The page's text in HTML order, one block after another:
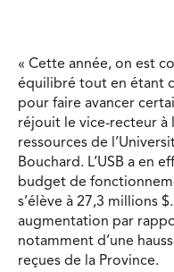
« Cette année, on est
équilibré tout en étant
pour faire avancer
réjouit le vice-recteur à
ressources de
Bouchard. L’USB a en
budget de
s’élève à 27,3 millions
augmentation par
notamment d’une
reçues de la Province.